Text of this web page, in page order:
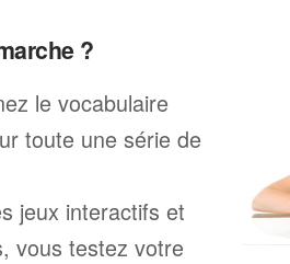
?
le vocabulaire
toute une série de
jeux interactifs et
vous testez votre